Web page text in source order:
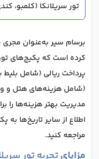
تور سریلانکا (کلمبو،
برسام سیر به‌عنوان مجری
کرده است که پکیج‌های تور
پرداخت ریالی (شامل بلیط
(شامل هزینه‌های هتل و
مدیریت بهتر هزینه‌ها را
اطلاع از سایر تاریخ‌ها به
مراجعه کنید.
مزایایتجربه تور